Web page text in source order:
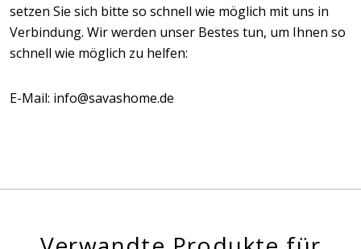
setzen Sie sich bitte so schnell wie möglich mit uns in
Verbindung. Wir werden unser Bestes tun, um Ihnen so
schnell wie möglich zu helfen:
E-Mail: info@savashome.de